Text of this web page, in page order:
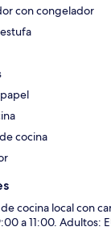
con congelador
cocina
cocina local con
a 11:00. Adultos: